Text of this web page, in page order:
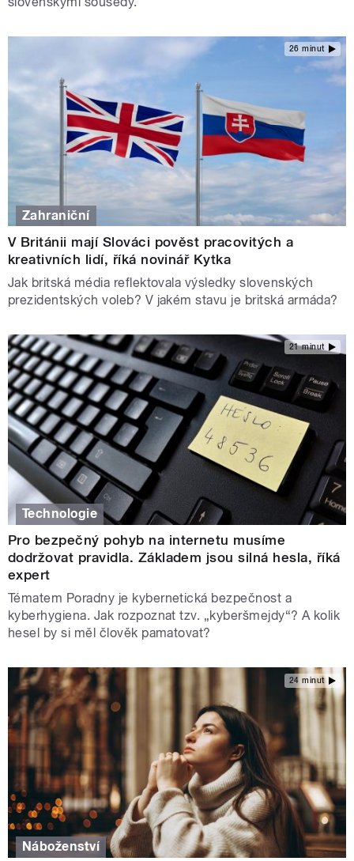
26 minut
Zahraniční
V Británii mají Slováci pověst pracovitých a
kreativních lidí, říká novinář Kytka
Jak britská média reflektovala výsledky slovenských
prezidentských voleb? V jakém stavu je britská armáda?
21 minut
Technologie
Pro bezpečný pohyb na internetu musíme
dodržovat pravidla. Základem jsou silná hesla, říká
expert
Tématem Poradny je kybernetická bezpečnost a
kyberhygiena. Jak rozpoznat tzv. „kyberšmejdy“? A kolik
hesel by si měl člověk pamatovat?
24 minut
Náboženství